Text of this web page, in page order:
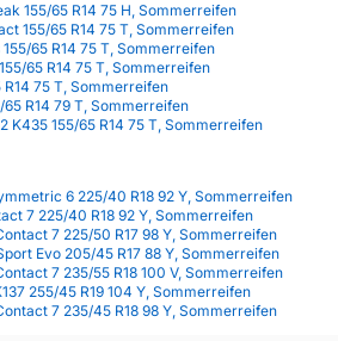
155/65 R14 75 H, Sommerreifen
155/65 R14 75 T, Sommerreifen
65 R14 75 T, Sommerreifen
65 R14 75 T, Sommerreifen
R14 75 T, Sommerreifen
65 R14 79 T, Sommerreifen
K435 155/65 R14 75 T, Sommerreifen
6 225/40 R18 92 Y, Sommerreifen
7 225/40 R18 92 Y, Sommerreifen
7 225/50 R17 98 Y, Sommerreifen
Evo 205/45 R17 88 Y, Sommerreifen
7 235/55 R18 100 V, Sommerreifen
255/45 R19 104 Y, Sommerreifen
7 235/45 R18 98 Y, Sommerreifen